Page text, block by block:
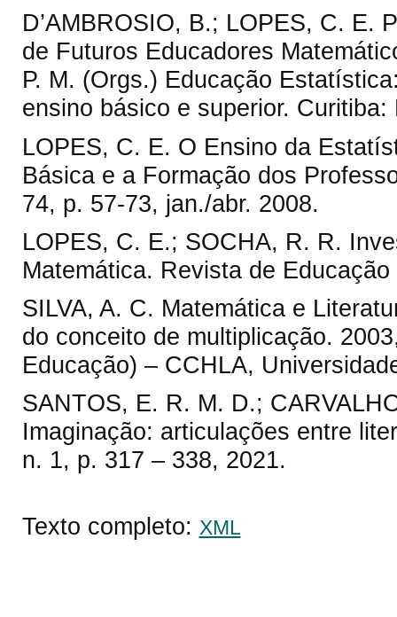
D’AMBROSIO, B.; LOPES, C. E.
de Futuros Educadores
P. M. (Orgs.) Educação
ensino básico e superior. Curitiba:
LOPES, C. E. O Ensino da
Básica e a Formação dos
74, p. 57-73, jan./abr. 2008.
LOPES, C. E.; SOCHA, R. R.
Matemática. Revista de
SILVA, A. C. Matemática e
do conceito de multiplicação.
Educação) – CCHLA,
SANTOS, E. R. M. D.;
Imaginação: articulações entre
n. 1, p. 317 – 338, 2021.
Texto completo: XML